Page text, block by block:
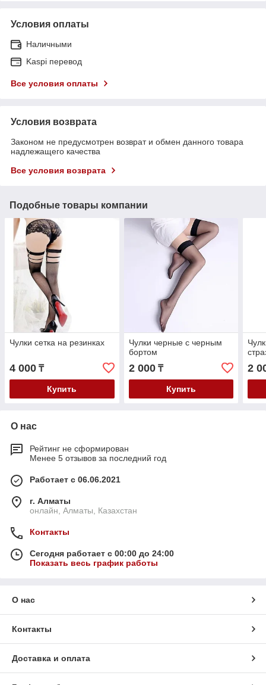
Условия оплаты
Наличными
Kaspi перевод
Все условия оплаты
Условия возврата
Законом не предусмотрен возврат и обмен данного товара
надлежащего качества
Все условия возврата
Подобные товары компании
Чулки сетка на резинках
4 000 ₸
Купить
Чулки черные с черным
бортом
2 000₸
Купить
2
О нас
Рейтинг не сформирован
Менее 5 отзывов за последний год
Работает с 06.06.2021
г. Алматы
онлайн, Алматы, Казахстан
Контакты
Сегодня работает с 00:00 до 24:00
Показать весь график работы
О нас
Контакты
Доставка и оплата